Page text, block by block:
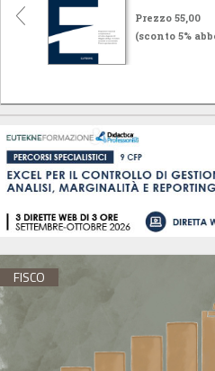
Prezzo 55,00
(sconto 5%
FISCO